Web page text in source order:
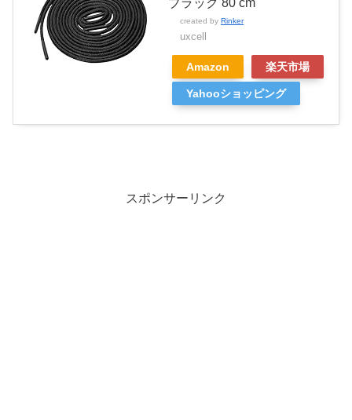
ブラック 80 cm
created by Rinker
uxcell
Amazon 楽天市場
Yahooショッピング
スポンサーリンク